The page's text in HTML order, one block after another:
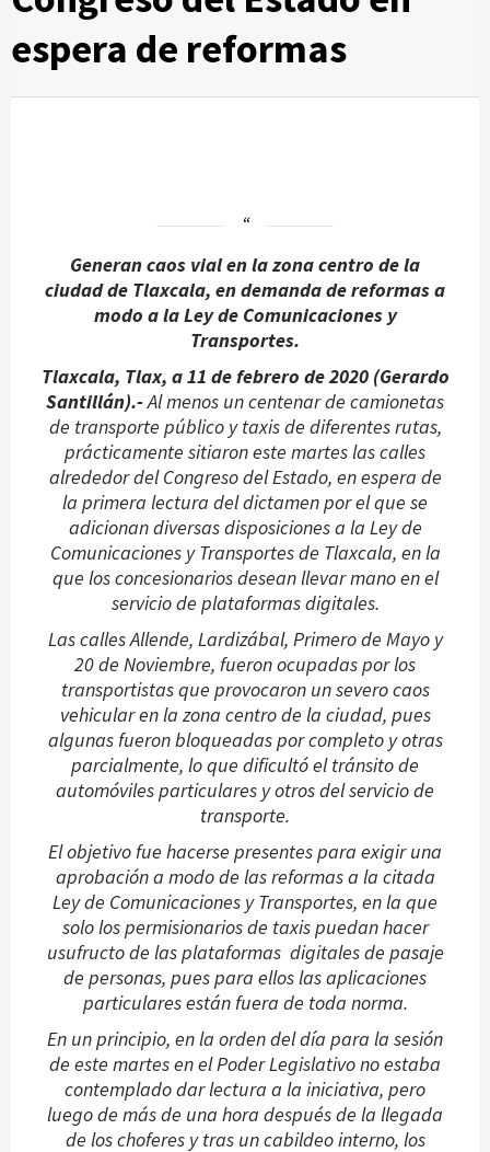
espera de reformas
Generan caos vial en la zona centro de la
ciudad de Tlaxcala, en demanda de reformas a
modo a la Ley de Comunicaciones y
Transportes.
Tlaxcala, Tlax, a 11 de febrero de 2020 (Gerardo
Santillán).-Al menos un centenar de camionetas
de transporte público y taxis de diferentes rutas,
prácticamente sitiaron este martes las calles
alrededor del Congreso del Estado, en espera de
la primera lectura del dictamen por el que se
adicionan diversas disposiciones a la Ley de
Comunicaciones y Transportes de Tlaxcala, en la
que los concesionarios desean llevar mano en el
servicio de plataformas digitales.
Las calles Allende, Lardizábal, Primero de Mayo y
20 de Noviembre, fueron ocupadas por los
transportistas que provocaron un severo caos
vehicular en la zona centro de la ciudad, pues
algunas fueron bloqueadas por completo y otras
parcialmente, lo que dificultó el tránsito de
automóviles particulares y otros del servicio de
transporte.
El objetivo fue hacerse presentes para exigir una
aprobación a modo de las reformas a la citada
Ley de Comunicaciones y Transportes, en la que
solo los permisionarios de taxis puedan hacer
usufructo de las plataformas digitales de pasaje
de personas, pues para ellos las aplicaciones
particulares están fuera de toda norma.
En un principio, en la orden del día para la sesión
de este martes en el Poder Legislativo no estaba
contemplado dar lectura a la iniciativa, pero
luego de más de una hora después de la llegada
de los choferes y tras un cabildeo interno, los